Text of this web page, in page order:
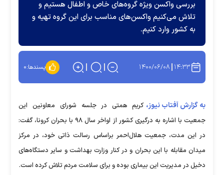
بررسی واکسن ویژه گروه‌های خاص و اطفال هستیم و
تلاش می‌کنیم واکسن‌های مناسب برای این گروه تهیه و
به کشور وارد کنیم.
۱۴:۳۳ ۱۴۰۰/۰۶/۰۸ پسندها:۰
به گزارش آفتاب نیوز، کریم همتی در جلسه شورای معاونین این
جمعیت با اشاره به درگیری کشور از اواخر سال ۹۸ با بحران کرونا، گفت:
در این مدت، جمعیت هلال‌احمر براساس رسالت ذاتی خود، در مرکز
میدان مقابله با این بحران و در کنار وزارت بهداشت و سایر دستگاه‌های
دخیل در مدیریت این بیماری بوده و برای سلامت مردم تلاش کرده است.